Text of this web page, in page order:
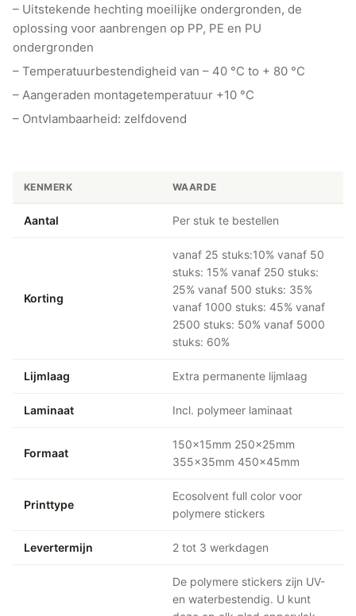
– Uitstekende hechting moeilijke ondergronden, de
oplossing voor aanbrengen op PP, PE en PU
ondergronden
– Temperatuurbestendigheid van – 40 °C to + 80 °C
– Aangeraden montagetemperatuur +10 °C
– Ontvlambaarheid: zelfdovend
KENMERK WAARDE
Aantal Per stuk te bestellen
Korting
vanaf 25 stuks:10% vanaf 50
stuks: 15% vanaf 250 stuks:
25% vanaf 500 stuks: 35%
vanaf 1000 stuks: 45% vanaf
2500 stuks: 50% vanaf 5000
stuks: 60%
Lijmlaag Extra permanente lijmlaag
Laminaat Incl. polymeer laminaat
Formaat
150x15mm 250x25mm
355x35mm 450x45mm
Printtype
Ecosolvent full color voor
polymere stickers
Levertermijn 2 tot 3 werkdagen
De polymere stickers zijn UV-
en waterbestendig. U kunt